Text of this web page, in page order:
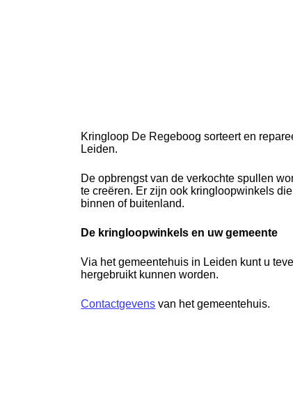
Kringloop De Regeboog sorteert en
Leiden.
De opbrengst van de verkochte spullen
te creëren. Er zijn ook kringloopwinkels
binnen of buitenland.
De kringloopwinkels en uw gemeente
Via het gemeentehuis in Leiden kunt u
hergebruikt kunnen worden.
Contactgevens van het gemeentehuis.